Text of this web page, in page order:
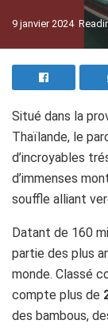
9 janvier 2024
Situé dans la
Thaïlande, le
d’incroyables
d’immenses
souffle alliant
Datant de 160
partie des plus
monde. Classé
compte plus de
des bambous,